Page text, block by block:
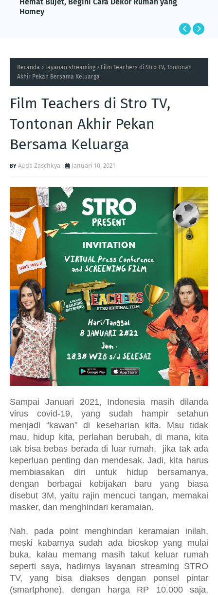
Homey
Beranda layanan streaming
Film Teachers di Stro TV, Tontonan
Akhir Pekan Bersama Keluarga
Film Teachers di Stro TV,
Tontonan Akhir Pekan
Bersama Keluarga
Auda Zaschkya Januari 10, 2021
Sampai Januari 2021, Indonesia masih dilanda
virus covid-19, yang sudah hampir setahun
menjadi “kawan” di keseharian kita. Mau tidak
mau, hidup kita, perlahan berubah, di mana, kita
tak bisa bebas berada di luar rumah,
jika tak ada
keperluan penting dan mendesak. Jadi, kita harus
membiasakan diri untuk hidup bersamanya,
dengan berbagai kebijakan baru yang biasa
disebut 3M, yaitu rajin mencuci tangan, memakai
masker, dan menghindari keramaian.
Nah, pada point menghindari keramaian inilah,
meski kabarnya sudah ada bioskop yang mulai
buka, kalau memang masih takut keluar rumah
seperti saya, hadirnya layanan streaming STRO
TV, yang bisa diakses dengan ponsel pintar
(smartphone), dengan harga RP 10.000 saja,